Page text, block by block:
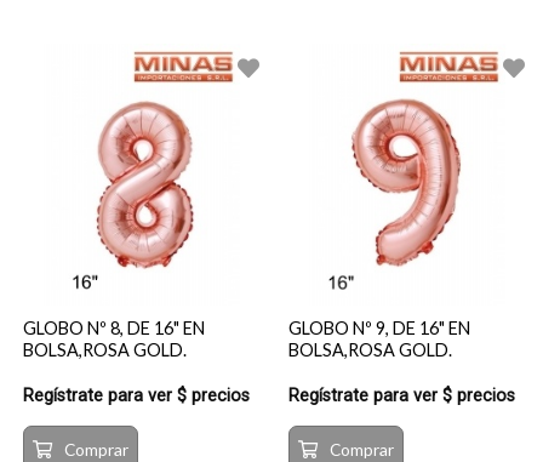
GLOBO Nº 8, DE 16" EN
BOLSA,ROSA GOLD.
Regístrate para ver $ precios
Comprar
GLOBO Nº 9, DE 16" EN
BOLSA,ROSA GOLD.
Regístrate para ver $ precios
Comprar